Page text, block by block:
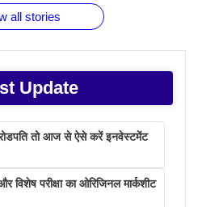
all stories
Update
तो आज से ऐसे करें इनवेस्टमेंट
विशेष परीक्षा का ओरिजिनल मार्कशीट